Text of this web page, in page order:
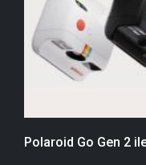
Polaroid Go Gen 2